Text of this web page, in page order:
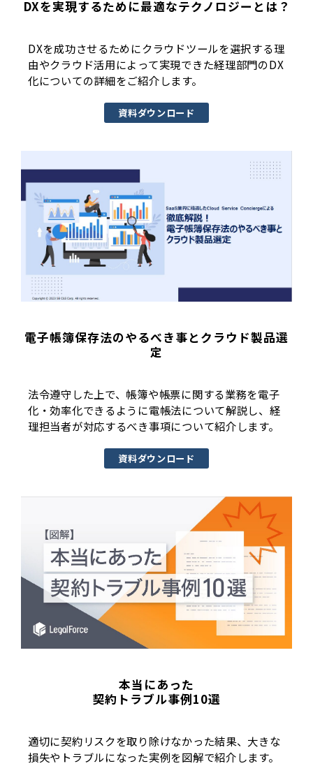
DXを実現するために最適なテクノロジーとは？
DXを成功させるためにクラウドツールを選択する理
由やクラウド活用によって実現できた経理部門のDX
化についての詳細をご紹介します。
資料ダウンロード
電子帳簿保存法のやるべき事とクラウド製品選
定
法令遵守した上で、帳簿や帳票に関する業務を電子
化・効率化できるように電帳法について解説し、経
理担当者が対応するべき事項について紹介します。
資料ダウンロード
本当にあった
契約トラブル事例10選
適切に契約リスクを取り除けなかった結果、大きな
損失やトラブルになった実例を図解で紹介します。